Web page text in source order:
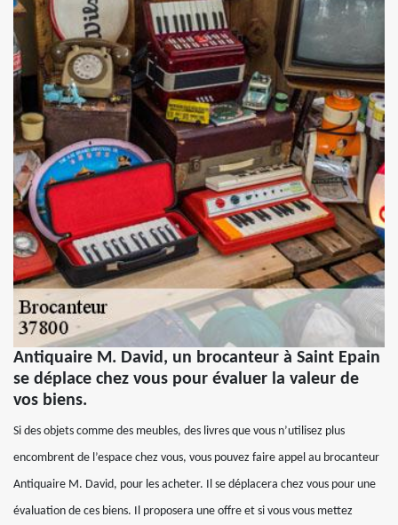
Antiquaire M. David, un brocanteur à Saint Epain
se déplace chez vous pour évaluer la valeur de
vos biens.
Si des objets comme des meubles, des livres que vous n’utilisez plus
encombrent de l’espace chez vous, vous pouvez faire appel au brocanteur
Antiquaire M. David, pour les acheter. Il se déplacera chez vous pour une
évaluation de ces biens. Il proposera une offre et si vous vous mettez